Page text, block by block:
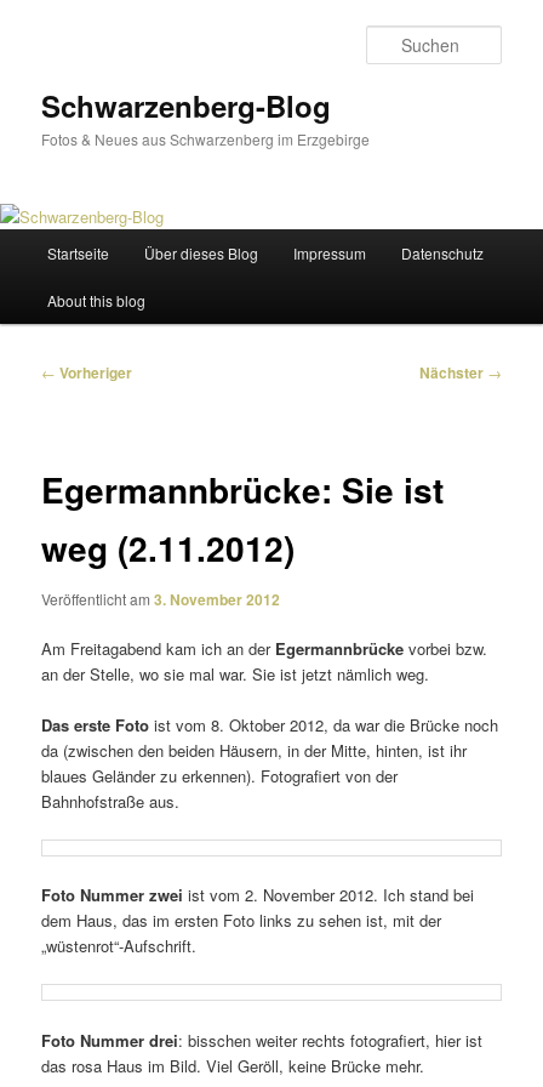
Schwarzenberg-Blog
Fotos & Neues aus Schwarzenberg im Erzgebirge
Startseite Über dieses Blog Impressum Datenschutz
About this blog
Beitragsnavigation
← Vorheriger Nächster →
Egermannbrücke: Sie ist
weg (2.11.2012)
Veröffentlicht am3. November 2012
Am Freitagabend kam ich an der Egermannbrücke vorbei bzw.
an der Stelle, wo sie mal war. Sie ist jetzt nämlich weg.
Das erste Foto ist vom 8. Oktober 2012, da war die Brücke noch
da (zwischen den beiden Häusern, in der Mitte, hinten, ist ihr
blaues Geländer zu erkennen). Fotografiert von der
Bahnhofstraße aus.
Foto Nummer zwei ist vom 2. November 2012. Ich stand bei
dem Haus, das im ersten Foto links zu sehen ist, mit der
„wüstenrot“-Aufschrift.
Foto Nummer drei: biss­chen weiter rechts foto­gra­fiert, hier ist
das rosa Haus im Bild. Viel Geröll, keine Brücke mehr.